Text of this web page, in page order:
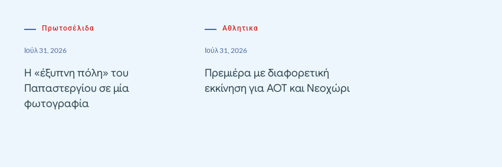
Πρωτοσέλιδα
Ιούλ 31, 2026
Η «έξυπνη πόλη» του
Παπαστεργίου σε μία
φωτογραφία
Αθλητικα
Ιούλ 31, 2026
Πρεμιέρα με διαφορετική
εκκίνηση για ΑΟΤ και Νεοχώρι